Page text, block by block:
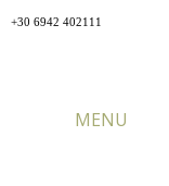
+30 6942 402111
MENU